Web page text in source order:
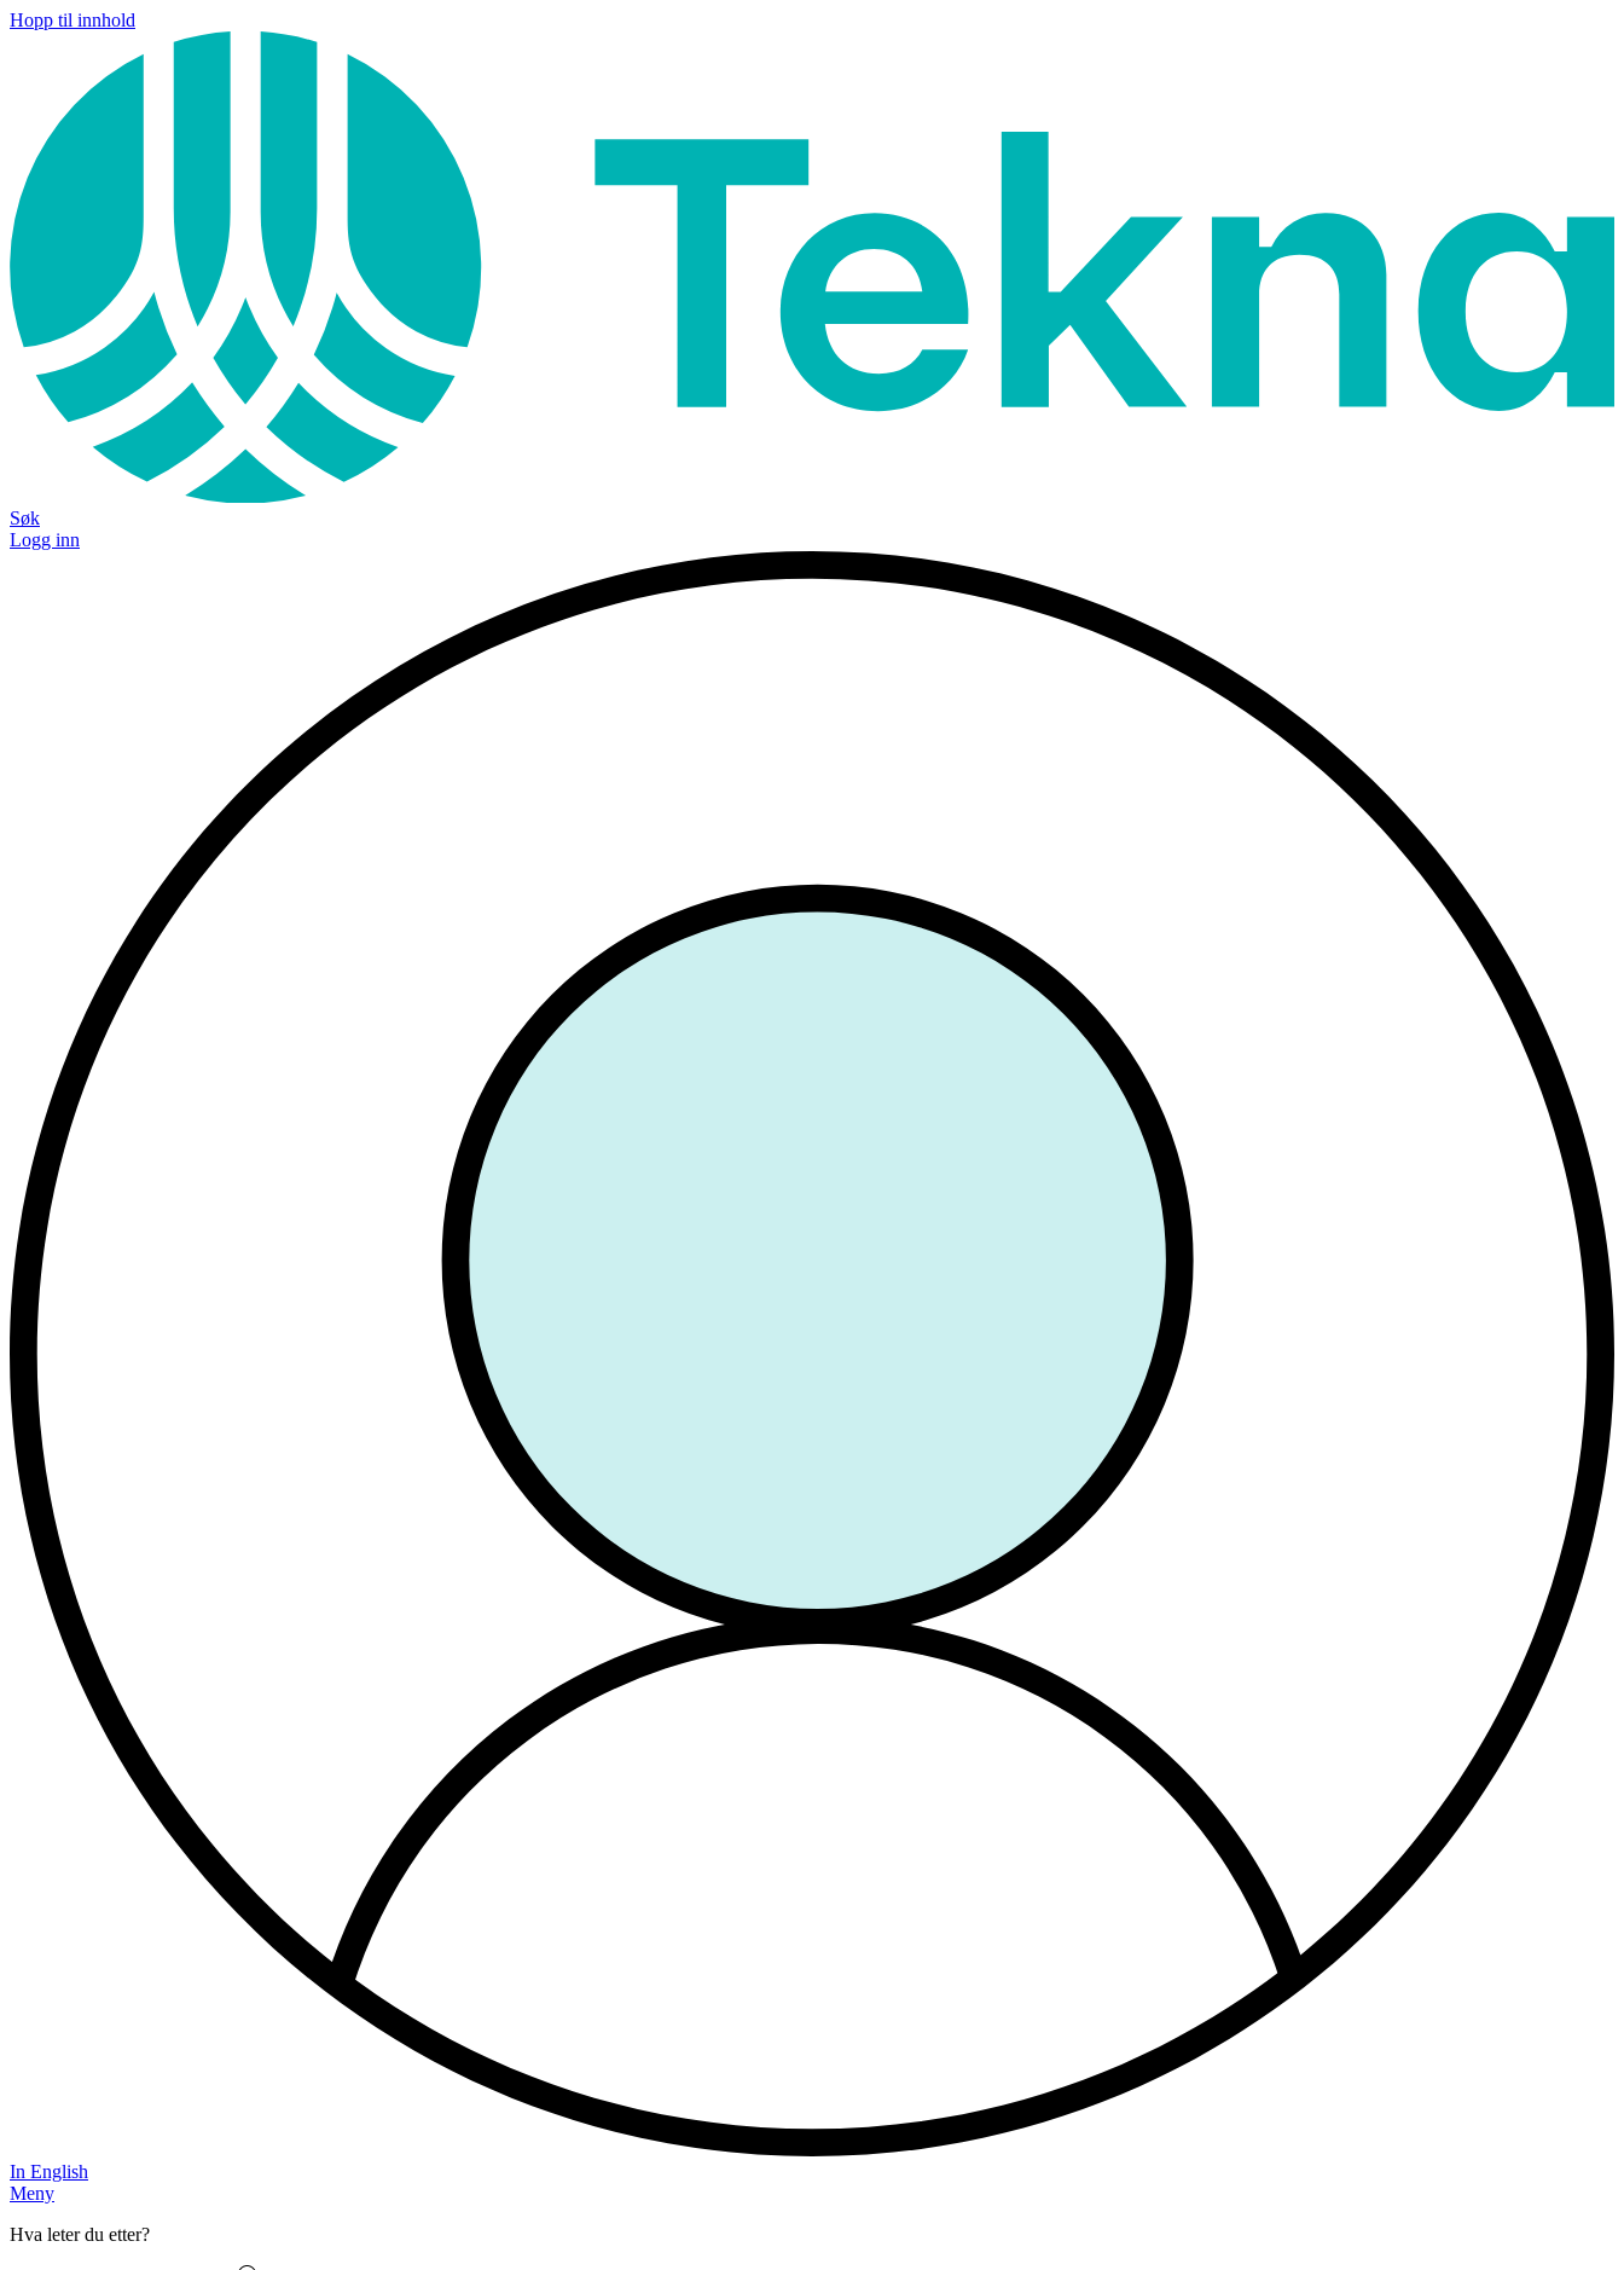
Hopp til innhold
Søk
Logg inn
In English
Meny
Hva leter du etter?